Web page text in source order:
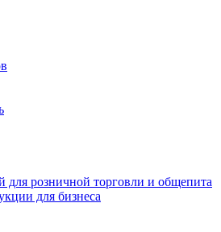
для розничной торговли и общепита
для бизнеса